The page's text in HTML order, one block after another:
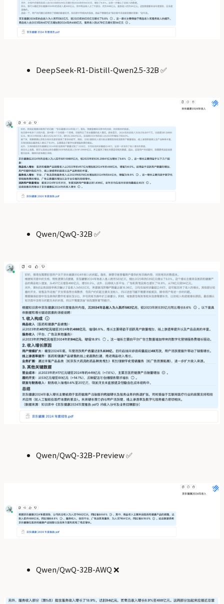
DeepSeek-R1-Distill-Qwen2.5-32B ✅
Qwen/QwQ-32B ✅
Qwen/QwQ-32B-Preview ✅
Qwen/QwQ-32B-AWQ ❌